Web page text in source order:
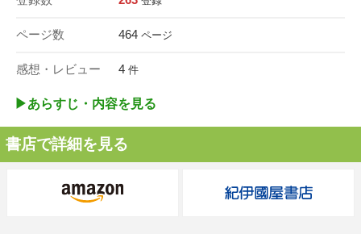
ページ数 464 ページ
感想・レビュー 4 件
▶︎あらすじ・内容を見る
書店で詳細を見る